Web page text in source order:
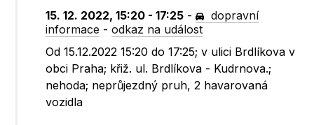
15. 12. 2022, 15:20 - 17:25 -
dopravní
informace -odkaz na událost
Od 15.12.2022 15:20 do 17:25; v ulici Brdlíkova v
obci Praha; křiž. ul. Brdlíkova - Kudrnova.;
nehoda; neprůjezdný pruh, 2 havarovaná
vozidla